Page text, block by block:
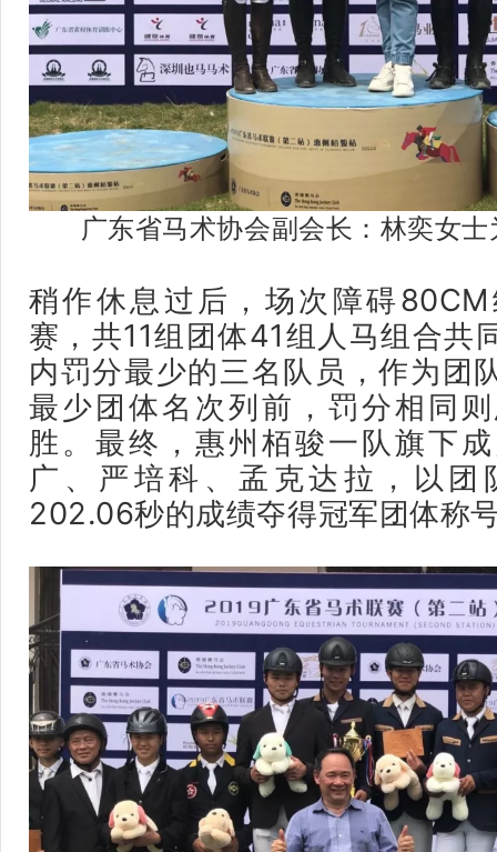
广东省马术协会副会长：林奕女
稍作休息过后，场次障碍
赛，共11组团体41组人马组合共
内罚分最少的三名队员，作为团
最少团体名次列前，罚分相同
胜。最终，惠州栢骏一队旗下
广、严培科、孟克达拉，以团
202.06秒的成绩夺得冠军团体称